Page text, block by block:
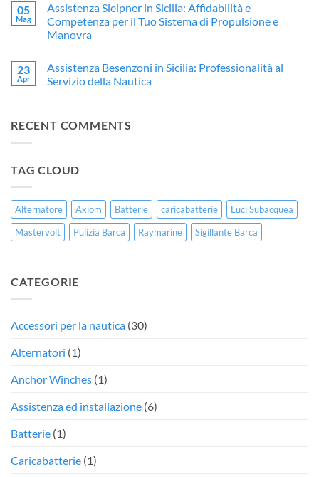
Gommoni
a
Trapani:
Restauro
Imbarcazioni
in
Vetroresina
Assistenza
e
Rivendita
Ufficiale
Sicilia
su
🎧
Hertz
Marine
L’Eccellenza
dell’Audio
Marino
–
05
Mag
Assistenza Sleipner in Sicilia: Affidabilità e
Competenza per il Tuo Sistema di Propulsione e
Manovra
su
Assistenza
Sleipner
e
Competenza
Sistema
Manovra
23
Apr
Assistenza Besenzoni in Sicilia: Professionalità al
Servizio della Nautica
Assistenza
Besenzoni
al
RECENT COMMENTS
TAG CLOUD
Alternatore Axiom Batterie caricabatterie
Luci Subacquea
Mastervolt
Pulizia Barca Raymarine Sigillante Barca
CATEGORIE
Accessori per la nautica (30)
Alternatori (1)
Anchor Winches (1)
Assistenza ed installazione (6)
Batterie (1)
Caricabatterie (1)